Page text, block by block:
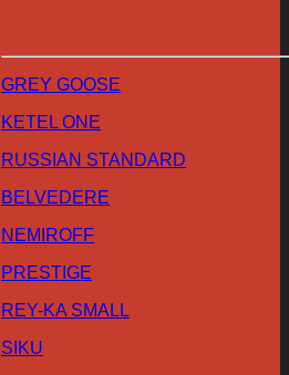
GREY GOOSE
KETEL ONE
RUSSIAN STANDARD
BELVEDERE
NEMIROFF
PRESTIGE
REY-KA SMALL
SIKU